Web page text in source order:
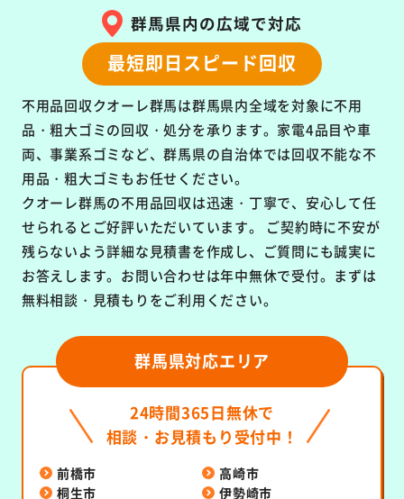
群馬県内の広域で対応
最短即日スピード回収
不用品回収クオーレ群馬は群馬県内全域を対象に不用
品・粗大ゴミの回収・処分を承ります。 家電4品目や車
両、事業系ゴミなど、群馬県の自治体では回収不能な不
用品・粗大ゴミもお任せください。
クオーレ群馬の不用品回収は迅速・丁寧で、安心して任
せられるとご好評いただいています。
ご契約時に不安が
残らないよう詳細な見積書を作成し、ご質問にも誠実に
お答えします。お問い合わせは年中無休で受付。まずは
無料相談・見積もりをご利用ください。
群馬県対応エリア
24時間365日無休で
相談・お見積もり受付中！
前橋市
高崎市
桐生市
伊勢崎市